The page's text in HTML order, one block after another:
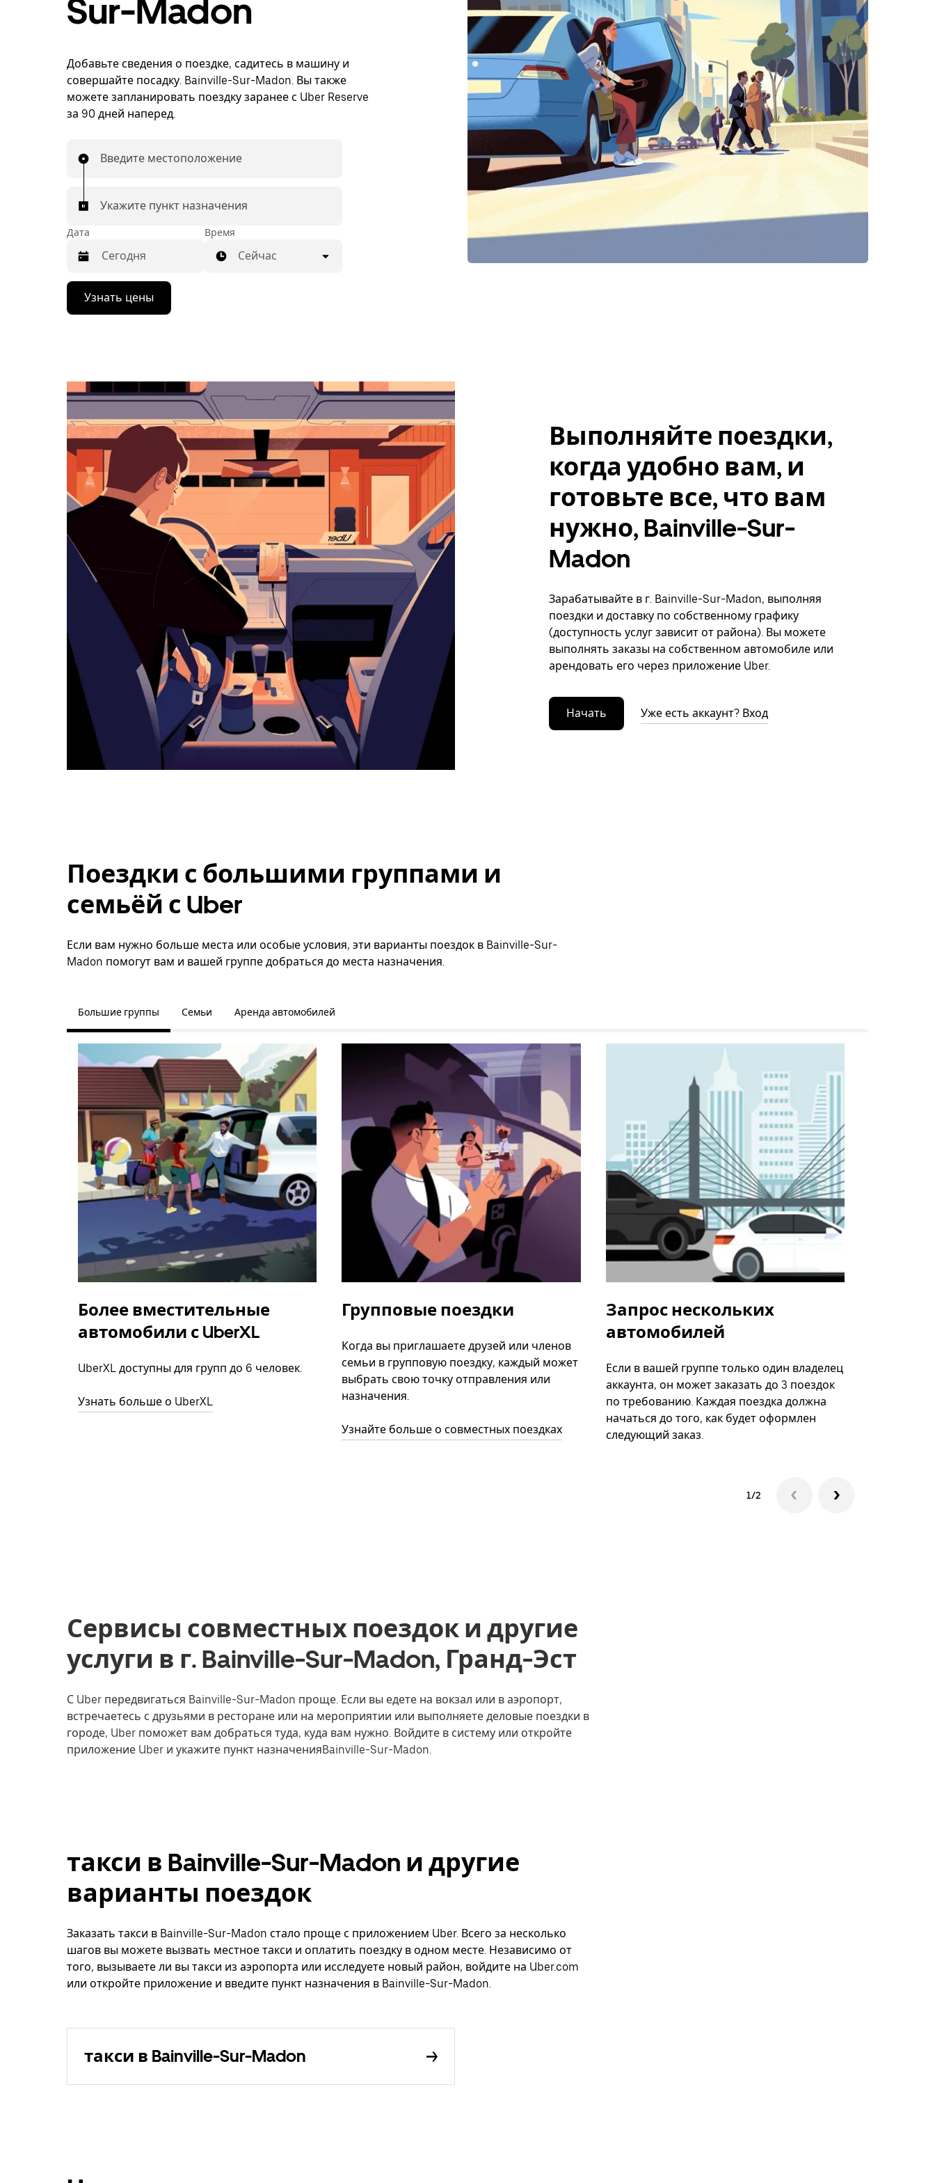
Sur-Madon
Добавьте сведения о поездке, садитесь в машину и
совершайте посадку. Bainville-Sur-Madon. Вы также
можете запланировать поездку заранее с Uber Reserve
за 90 дней наперед.
Введите местоположение
Укажите пункт назначения
Дата
Нажмите
стрелку
вниз,
выбрать
дату.
закрыть
календарь,
нажмите
Esc.
Время
Сейчас
Узнать цены
Выполняйте поездки,
когда удобно вам, и
готовьте все, что вам
нужно, Bainville-Sur-
Madon
Зарабатывайте в г. Bainville-Sur-Madon, выполняя
поездки и доставку по собственному графику
(доступность услуг зависит от района). Вы можете
выполнять заказы на собственном автомобиле или
арендовать его через приложение Uber.
Начать Уже есть аккаунт? Вход
Поездки с большими группами и
семьёй с Uber
Если вам нужно больше места или особые условия, эти варианты поездок в Bainville-Sur-
Madon помогут вам и вашей группе добраться до места назначения.
Большие группы Семьи Аренда автомобилей
Более вместительные
автомобили с UberXL
UberXL доступны для групп до 6 человек.
Узнать больше о UberXL
Групповые поездки
Когда вы приглашаете друзей или членов
семьи в групповую поездку, каждый может
выбрать свою точку отправления или
назначения.
Узнайте больше о совместных поездках
Запрос нескольких
автомобилей
Если в вашей группе только один владелец
аккаунта, он может заказать до 3 поездок
по требованию. Каждая поездка должна
начаться до того, как будет оформлен
следующий заказ.
1/2
Сервисы совместных поездок и другие
услуги в г. Bainville-Sur-Madon, Гранд-Эст
С Uber передвигаться Bainville-Sur-Madon проще. Если вы едете на вокзал или в аэропорт,
встречаетесь с друзьями в ресторане или на мероприятии или выполняете деловые поездки в
городе, Uber поможет вам добраться туда, куда вам нужно. Войдите в систему или откройте
приложение Uber и укажите пункт назначенияBainville-Sur-Madon.
такси в Bainville-Sur-Madon и другие
варианты поездок
Заказать такси в Bainville-Sur-Madon стало проще с приложением Uber. Всего за несколько
шагов вы можете вызвать местное такси и оплатить поездку в одном месте. Независимо от
того, вызываете ли вы такси из аэропорта или исследуете новый район, войдите на Uber.com
или откройте приложение и введите пункт назначения в Bainville-Sur-Madon.
такси в Bainville-Sur-Madon